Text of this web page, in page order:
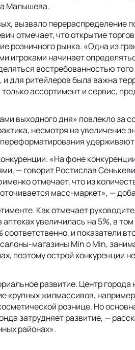
Малышева.
вызвало перераспределение
отмечает, что открытие
розничного рынка. «Одна из
игроками начинает
востребованностью
ритейлеров была важна
ассортимент и сервис,
выходного дня» повлекло за
несмотря на увеличение
«На фоне
— говорит Ростислав
отмечает, что из
масс-маркет», —
Как отмечает
увеличилась на 5%, в
и показатели
магазины Min o Min,
поэтому острой конкуренции
развитие. Центр
жилмассивов,
рознице. Но
затрудняет развитие, —
районах».